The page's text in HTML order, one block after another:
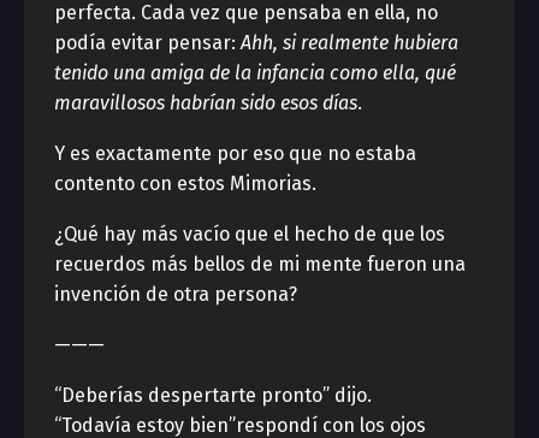
perfecta. Cada vez que pensaba en ella, no
podía evitar pensar:Ahh, si realmente hubiera
tenido una amiga de la infancia como ella, qué
maravillosos habrían sido esos días.
Y es exactamente por eso que no estaba
contento con estos Mimorias.
¿Qué hay más vacío que el hecho de que los
recuerdos más bellos de mi mente fueron una
invención de otra persona?
———
“Deberías despertarte pronto” dijo.
“Todavía estoy bien”respondí con los ojos